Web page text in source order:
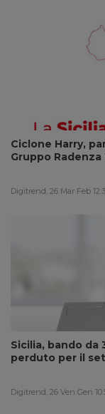
Ciclone Harry,
Gruppo
Digitrend, 26 Mar Feb
Sicilia, bando da
perduto per il
Digitrend, 26 Ven Gen